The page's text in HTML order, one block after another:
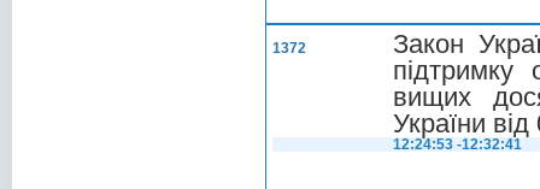
1372
Закон
підтримку
вищих
України
12:24:53 -12:32:41